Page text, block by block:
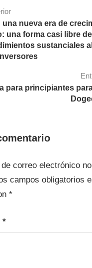
nueva era de
una forma casi libre
sustanciales
para principiantes
correo electrónico
campos obligatorios
*
*